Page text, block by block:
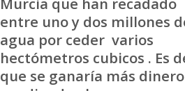
entre uno y dos millones
agua por ceder varios
hectómetros cubicos . Es
que se ganaría más dinero